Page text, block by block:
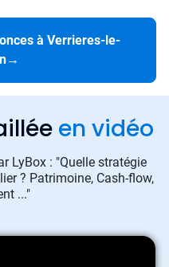
à Verrieres-le-
→
en vidéo
LyBox : "Quelle stratégie
? Patrimoine, Cash-flow,
..."